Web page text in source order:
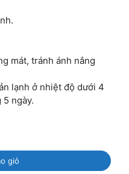
mát, tránh ánh nắng
lạnh ở nhiệt độ dưới 4
ngày.
giỏ